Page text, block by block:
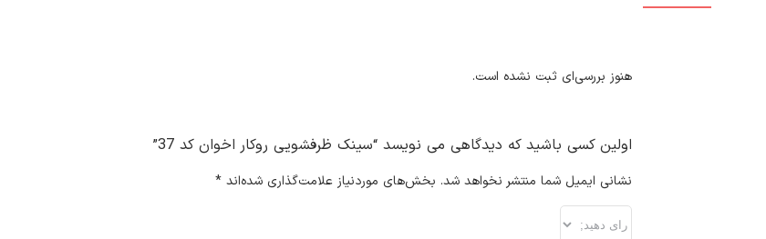
هنوز بررسی‌ای ثبت نشده است.
اولین کسی باشید که دیدگاهی می نویسد “سینک ظرفشویی روکار اخوان کد 37”
نشانی ایمیل شما منتشر نخواهد شد. بخش‌های موردنیاز علامت‌گذاری شده‌اند *